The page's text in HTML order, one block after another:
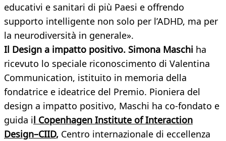
educativi e sanitari di più Paesi e offrendo
supporto intelligente non solo per l’ADHD, ma per
la neurodiversità in generale».
Il Design a impatto positivo. Simona Maschi ha
ricevuto lo speciale riconoscimento di Valentina
Communication, istituito in memoria della
fondatrice e ideatrice del Premio. Pioniera del
design a impatto positivo, Maschi ha co-fondato e
guida il Copenhagen Institute of Interaction
Design–CIID, Centro internazionale di eccellenza